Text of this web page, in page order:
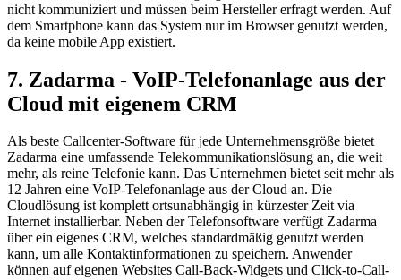
nicht kommuniziert und müssen beim Hersteller erfragt werden. Auf
dem Smartphone kann das System nur im Browser genutzt werden,
da keine mobile App existiert.
7. Zadarma - VoIP-Telefonanlage aus der
Cloud mit eigenem CRM
Als beste Callcenter-Software für jede Unternehmensgröße bietet
Zadarma eine umfassende Telekommunikationslösung an, die weit
mehr, als reine Telefonie kann. Das Unternehmen bietet seit mehr als
12 Jahren eine VoIP-Telefonanlage aus der Cloud an. Die
Cloudlösung ist komplett ortsunabhängig in kürzester Zeit via
Internet installierbar. Neben der Telefonsoftware verfügt Zadarma
über ein eigenes CRM, welches standardmäßig genutzt werden
kann, um alle Kontaktinformationen zu speichern. Anwender
können auf eigenen Websites Call-Back-Widgets und Click-to-Call-